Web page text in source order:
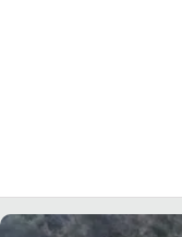
App